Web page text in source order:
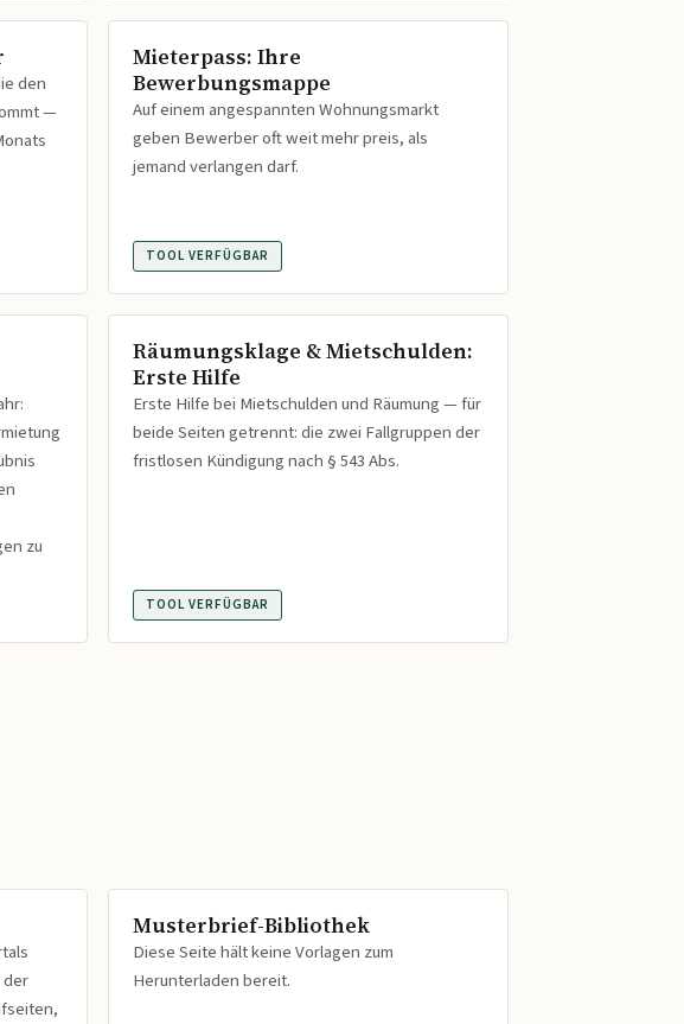
den
—
Mieterpass: Ihre
Bewerbungsmappe
Auf einem angespannten Wohnungsmarkt
geben Bewerber oft weit mehr preis, als
jemand verlangen darf.
TOOL VERFÜGBAR
zu
Räumungsklage & Mietschulden:
Erste Hilfe
Erste Hilfe bei Mietschulden und Räumung — für
beide Seiten getrennt: die zwei Fallgruppen der
fristlosen Kündigung nach § 543 Abs.
TOOL VERFÜGBAR
Musterbrief-Bibliothek
Diese Seite hält keine Vorlagen zum
Herunterladen bereit.